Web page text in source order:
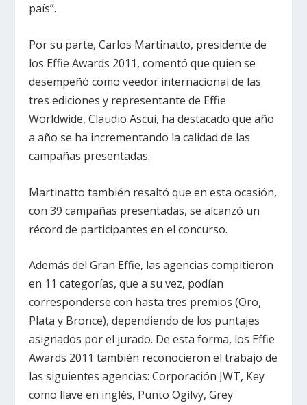
país”.
Por su parte, Carlos Martinatto, presidente de
los Effie Awards 2011, comentó que quien se
desempeñó como veedor internacional de las
tres ediciones y representante de Effie
Worldwide, Claudio Ascui, ha destacado que año
a año se ha incrementando la calidad de las
campañas presentadas.
Martinatto también resaltó que en esta ocasión,
con 39 campañas presentadas, se alcanzó un
récord de participantes en el concurso.
Además del Gran Effie, las agencias compitieron
en 11 categorías, que a su vez, podían
corresponderse con hasta tres premios (Oro,
Plata y Bronce), dependiendo de los puntajes
asignados por el jurado. De esta forma, los Effie
Awards 2011 también reconocieron el trabajo de
las siguientes agencias: Corporación JWT, Key
como llave en inglés, Punto Ogilvy, Grey